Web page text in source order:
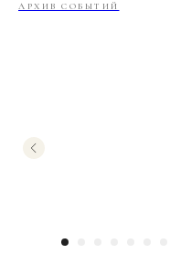
АРХИВ СОБЫТИЙ